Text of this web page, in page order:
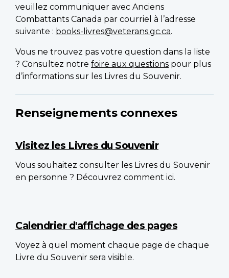
veuillez communiquer avec Anciens
Combattants Canada par courriel à l’adresse
suivante : books-livres@veterans.gc.ca.
Vous ne trouvez pas votre question dans la liste
? Consultez notre foire aux questions pour plus
d’informations sur les Livres du Souvenir.
Renseignements connexes
Visitez les Livres du Souvenir
Vous souhaitez consulter les Livres du Souvenir
en personne ? Découvrez comment ici.
Calendrier d'affichage des pages
Voyez à quel moment chaque page de chaque
Livre du Souvenir sera visible.